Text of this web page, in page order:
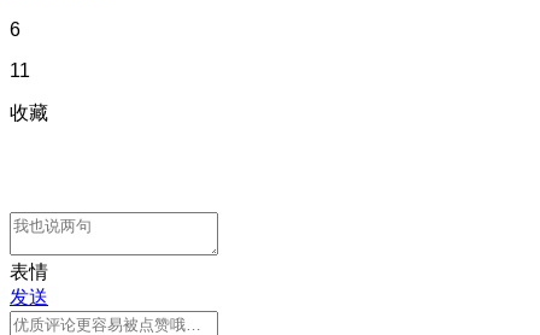
6
11
收藏
表情
发送